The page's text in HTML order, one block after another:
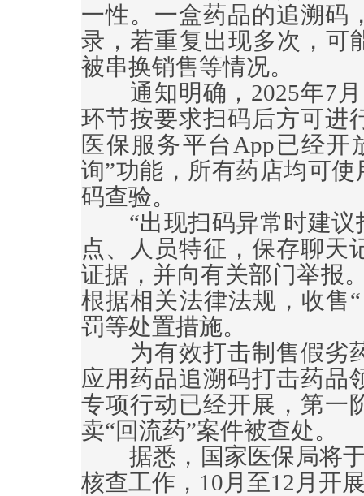
一性。一盒药品的追溯码
录，若重复出现多次，可
被串换销售等情况。
通知明确，2025年7月
环节按要求扫码后方可进
医保服务平台App已经
询”功能，所有药店均可
码查验。
“出现扫码异常时建议
点、人员特征，保存聊天
证据，并向有关部门举报
根据相关法律法规，收售
罚等处置措施。
为有效打击制售假劣
应用药品追溯码打击药品
专项行动已经开展，第一
卖“回流药”案件被查处。
据悉，国家医保局将于
核查工作，10月至12月开